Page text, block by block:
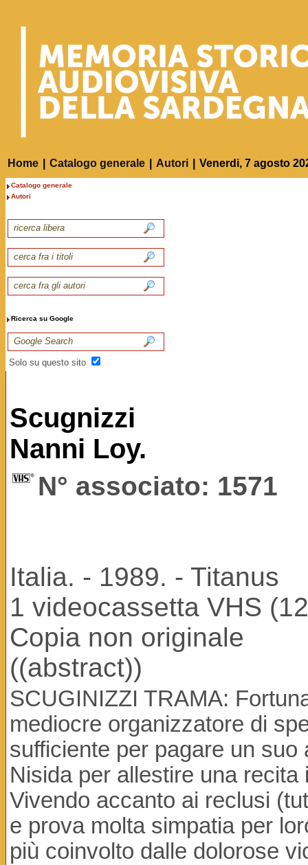
Home Catalogo generale Autori Venerdi, 7 agosto
Catalogo generale
Autori
Ricerca su Google
Solo su questo sito
Scugnizzi
Nanni Loy.
N° associato: 1571
Italia. - 1989. - Titanus
1 videocassetta VHS
Copia non originale
((abstract))
SCUGINIZZI TRAMA:
mediocre organizzatore di
sufficiente per pagare un
Nisida per allestire una
Vivendo accanto ai reclusi
e prova molta simpatia per
più coinvolto dalle dolorose